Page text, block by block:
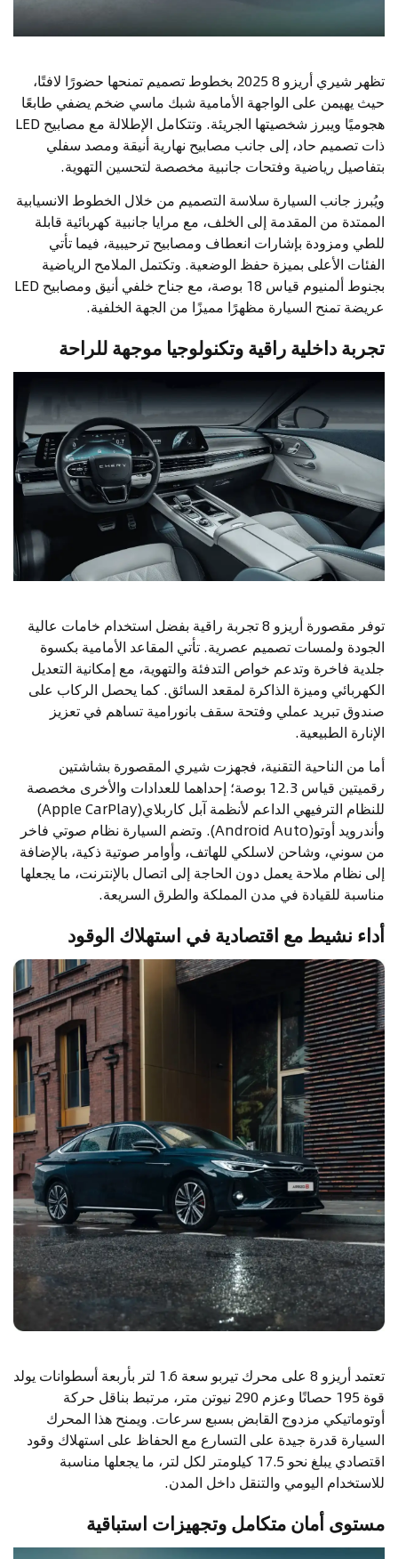
تظهر شيري أريزو 8 2025 بخطوط تصميم تمنحها حضورًا لافتًا،
حيث يهيمن على الواجهة الأمامية شبك ماسي ضخم يضفي طابعًا
هجوميًا ويبرز شخصيتها الجريئة. وتتكامل الإطلالة مع مصابيح LED
ذات تصميم حاد، إلى جانب مصابيح نهارية أنيقة ومصد سفلي
بتفاصيل رياضية وفتحات جانبية مخصصة لتحسين التهوية.
ويُبرز جانب السيارة سلاسة التصميم من خلال الخطوط الانسيابية
الممتدة من المقدمة إلى الخلف، مع مرايا جانبية كهربائية قابلة
للطي ومزودة بإشارات انعطاف ومصابيح ترحيبية، فيما تأتي
الفئات الأعلى بميزة حفظ الوضعية. وتكتمل الملامح الرياضية
بجنوط ألمنيوم قياس 18 بوصة، مع جناح خلفي أنيق ومصابيح LED
عريضة تمنح السيارة مظهرًا مميزًا من الجهة الخلفية.
تجربة داخلية راقية وتكنولوجيا موجهة للراحة
توفر مقصورة أريزو 8 تجربة راقية بفضل استخدام خامات عالية
الجودة ولمسات تصميم عصرية. تأتي المقاعد الأمامية بكسوة
جلدية فاخرة وتدعم خواص التدفئة والتهوية، مع إمكانية التعديل
الكهربائي وميزة الذاكرة لمقعد السائق. كما يحصل الركاب على
صندوق تبريد عملي وفتحة سقف بانورامية تساهم في تعزيز
الإنارة الطبيعية.
أما من الناحية التقنية، فجهزت شيري المقصورة بشاشتين
رقميتين قياس 12.3 بوصة؛ إحداهما للعدادات والأخرى مخصصة
للنظام الترفيهي الداعم لأنظمة آبل كاربلاي(Apple CarPlay)
وأندرويد أوتو(Android Auto). وتضم السيارة نظام صوتي فاخر
من سوني، وشاحن لاسلكي للهاتف، وأوامر صوتية ذكية، بالإضافة
إلى نظام ملاحة يعمل دون الحاجة إلى اتصال بالإنترنت، ما يجعلها
مناسبة للقيادة في مدن المملكة والطرق السريعة.
أداء نشيط مع اقتصادية في استهلاك الوقود
تعتمد أريزو 8 على محرك تيربو سعة 1.6 لتر بأربعة أسطوانات يولد
قوة 195 حصانًا وعزم 290 نيوتن متر، مرتبط بناقل حركة
أوتوماتيكي مزدوج القابض بسبع سرعات. ويمنح هذا المحرك
السيارة قدرة جيدة على التسارع مع الحفاظ على استهلاك وقود
اقتصادي يبلغ نحو 17.5 كيلومتر لكل لتر، ما يجعلها مناسبة
للاستخدام اليومي والتنقل داخل المدن.
مستوى أمان متكامل وتجهيزات استباقية